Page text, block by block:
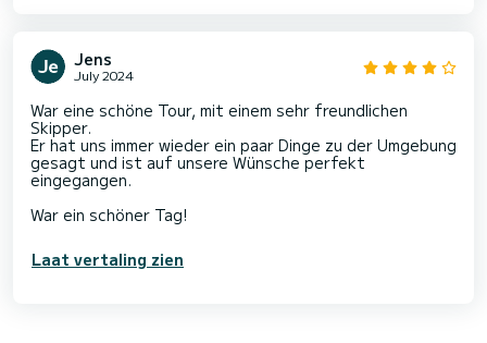
Jens
July 2024
War eine schöne Tour, mit einem sehr freundlichen
Skipper.
Er hat uns immer wieder ein paar Dinge zu der Umgebung
gesagt und ist auf unsere Wünsche perfekt
eingegangen.
War ein schöner Tag!
Laat vertaling zien